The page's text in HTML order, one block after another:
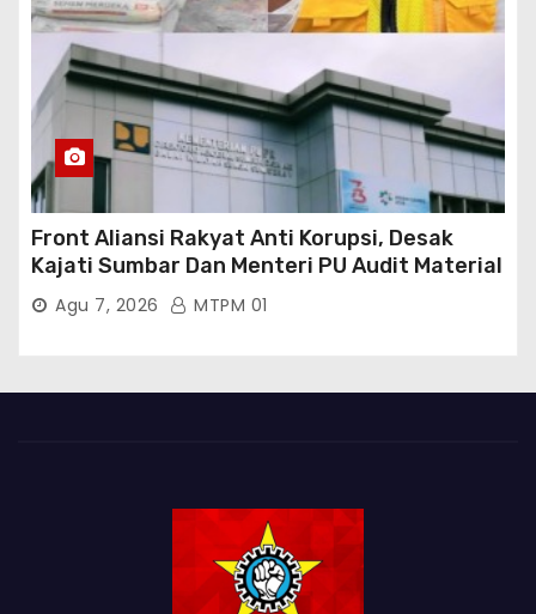
Front Aliansi Rakyat Anti Korupsi, Desak
Kajati Sumbar Dan Menteri PU Audit Material
PT. Brantas Abipraya Kontrak No :
06.Nopember 2025 s.d 31 Maret 2026
Agu 7, 2026 MTPM 01